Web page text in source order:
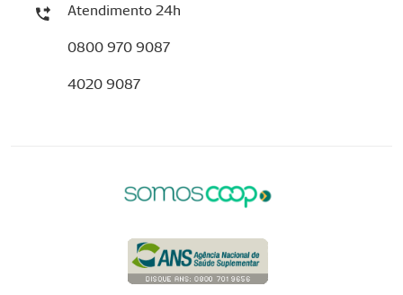
Atendimento 24h
0800 970 9087
4020 9087